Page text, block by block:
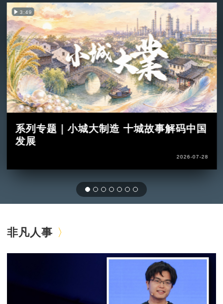
3:49
系列专题｜小城大制造 十城故事解码中国
发展
2026-07-28
非凡人事